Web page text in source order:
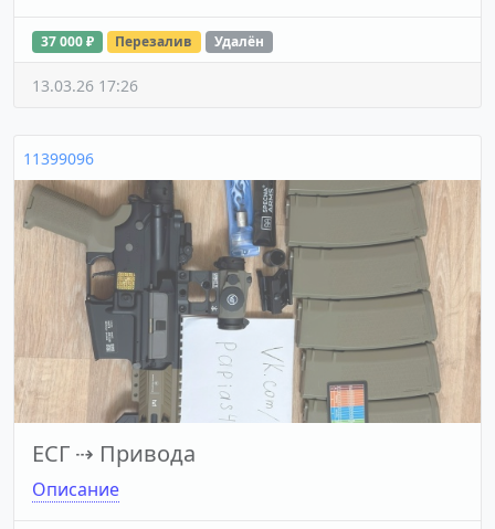
37 000 ₽ Перезалив Удалён
13.03.26 17:26
11399096
ЕСГ ⇢ Привода
Описание